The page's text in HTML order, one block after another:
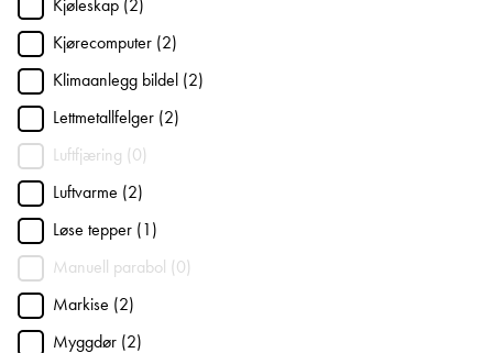
Kjøleskap (2)
Kjørecomputer (2)
Klimaanlegg bildel (2)
Lettmetallfelger (2)
Luftfjæring (0)
Luftvarme (2)
Løse tepper (1)
Manuell parabol (0)
Markise (2)
Myggdør (2)